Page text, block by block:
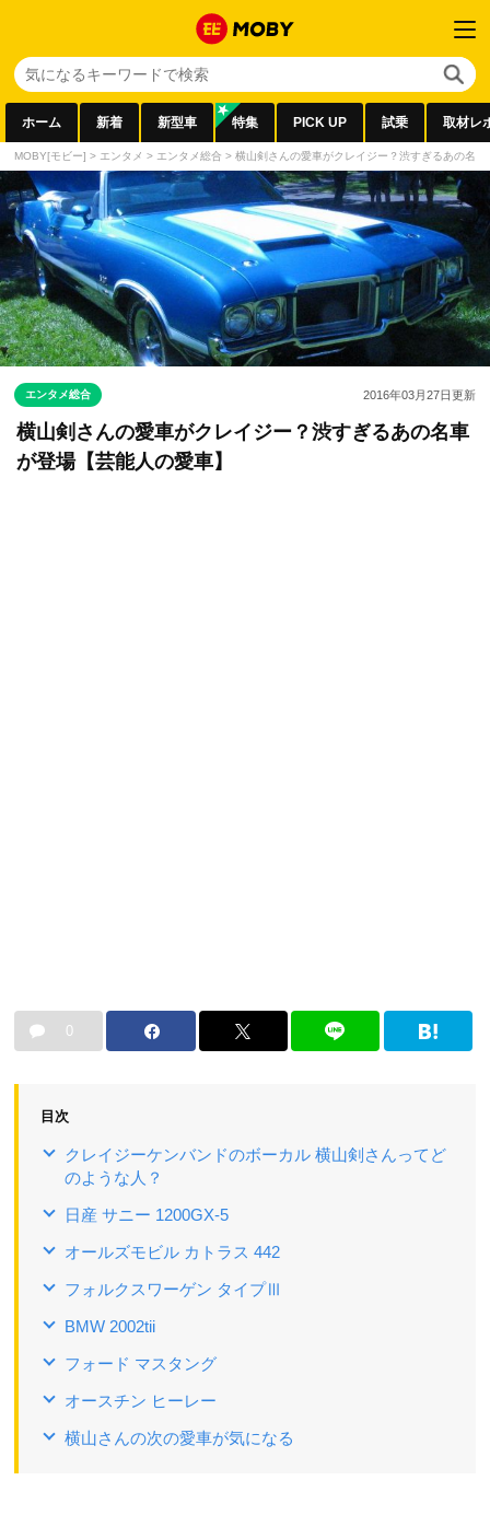
ホーム 新着 新型車 特集 PICK UP 試乗 取材レ
MOBY[モビー] > エンタメ > エンタメ総合 > 横山剣さんの愛車がクレイジー？渋すぎるあの名
エンタメ総合 2016年03月27日更新
横山剣さんの愛車がクレイジー？渋すぎるあの名車
が登場【芸能人の愛車】
0
目次
クレイジーケンバンドのボーカル 横山剣さんってど
のような人？
日産 サニー 1200GX-5
オールズモビル カトラス 442
フォルクスワーゲン タイプⅢ
BMW 2002tii
フォード マスタング
オースチン ヒーレー
横山さんの次の愛車が気になる